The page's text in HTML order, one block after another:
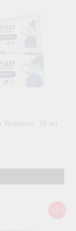
Wellness, 75 ml
-15%